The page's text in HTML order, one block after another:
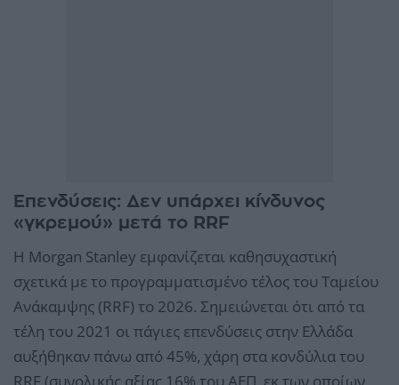
Επενδύσεις: Δεν υπάρχει κίνδυνος
«γκρεμού» μετά το RRF
Η Morgan Stanley εμφανίζεται καθησυχαστική
σχετικά με το προγραμματισμένο τέλος του Ταμείου
Ανάκαμψης (RRF) το 2026. Σημειώνεται ότι από τα
τέλη του 2021 οι πάγιες επενδύσεις στην Ελλάδα
αυξήθηκαν πάνω από 45%, χάρη στα κονδύλια του